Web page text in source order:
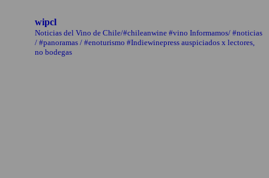
wipcl
Noticias del Vino de Chile/#chileanwine #vino Informamos/ #noticias
/ #panoramas / #enoturismo #Indiewinepress auspiciados x lectores,
no bodegas